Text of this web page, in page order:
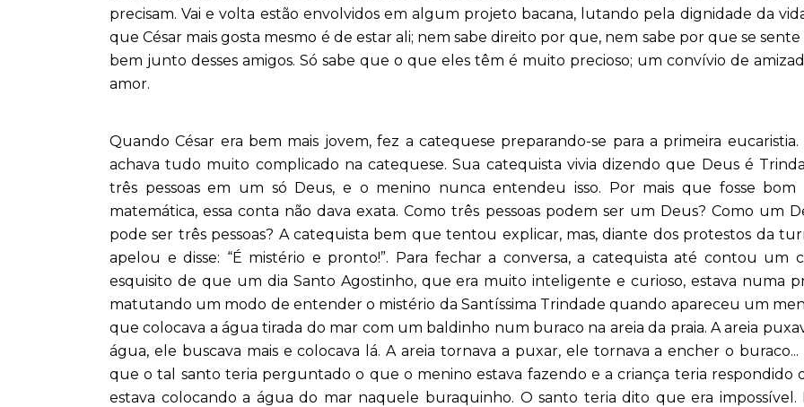
precisam. Vai e volta estão envolvidos em algum projeto bacana, lutando pela dignidade da
que César mais gosta mesmo é de estar ali; nem sabe direito por que, nem sabe por que se sente
bem junto desses amigos. Só sabe que o que eles têm é muito precioso; um convívio de
amor.
Quando César era bem mais jovem, fez a catequese preparando-se para a primeira eucaristia.
achava tudo muito complicado na catequese. Sua catequista vivia dizendo que Deus é
três pessoas em um só Deus, e o menino nunca entendeu isso. Por mais que fosse bom
matemática, essa conta não dava exata. Como três pessoas podem ser um Deus? Como um
pode ser três pessoas? A catequista bem que tentou explicar, mas, diante dos protestos da
apelou e disse: “É mistério e pronto!”. Para fechar a conversa, a catequista até contou um
esquisito de que um dia Santo Agostinho, que era muito inteligente e curioso, estava numa
matutando um modo de entender o mistério da Santíssima Trindade quando apareceu um
que colocava a água tirada do mar com um baldinho num buraco na areia da praia. A areia
água, ele buscava mais e colocava lá. A areia tornava a puxar, ele tornava a encher o buraco...
que o tal santo teria perguntado o que o menino estava fazendo e a criança teria respondido
estava colocando a água do mar naquele buraquinho. O santo teria dito que era impossível.